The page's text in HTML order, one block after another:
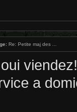
Re: Petite maj des ...
a